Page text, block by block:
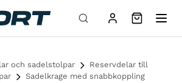
och sadelstolpar
Reservdelar till
Sadelkrage med snabbkoppling